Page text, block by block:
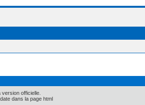
officielle.
dans la page html